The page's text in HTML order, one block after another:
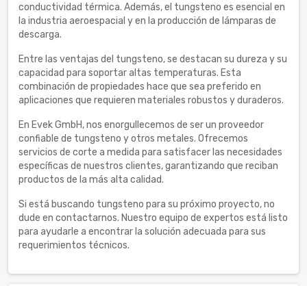
conductividad térmica. Además, el tungsteno es esencial en
la industria aeroespacial y en la producción de lámparas de
descarga.
Entre las ventajas del tungsteno, se destacan su dureza y su
capacidad para soportar altas temperaturas. Esta
combinación de propiedades hace que sea preferido en
aplicaciones que requieren materiales robustos y duraderos.
En Evek GmbH, nos enorgullecemos de ser un proveedor
confiable de tungsteno y otros metales. Ofrecemos
servicios de corte a medida para satisfacer las necesidades
específicas de nuestros clientes, garantizando que reciban
productos de la más alta calidad.
Si está buscando tungsteno para su próximo proyecto, no
dude en contactarnos. Nuestro equipo de expertos está listo
para ayudarle a encontrar la solución adecuada para sus
requerimientos técnicos.